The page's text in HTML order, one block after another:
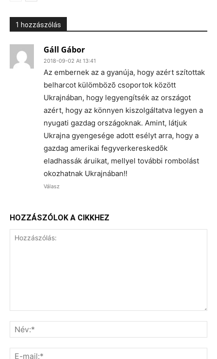
1 hozzászólás
Gáll Gábor
2018-09-02 At 13:41
Az embernek az a gyanúja, hogy azért szítottak
belharcot külömbözõ csoportok között
Ukrajnában, hogy legyengítsék az országot
azért, hogy az könnyen kiszolgáltatva legyen a
nyugati gazdag országoknak. Amint, látjuk
Ukrajna gyengesége adott esélyt arra, hogy a
gazdag amerikai fegyverkereskedõk
eladhassák áruikat, mellyel további rombolást
okozhatnak Ukrajnában!!
Válasz
HOZZÁSZÓLOK A CIKKHEZ